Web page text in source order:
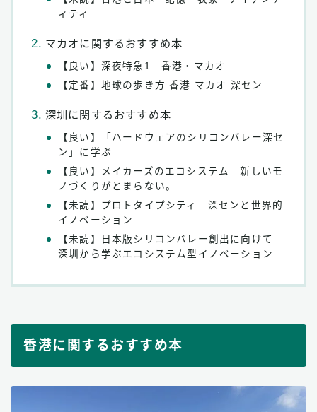
ィティ
マカオに関するおすすめ本
【良い】深夜特急1 香港・マカオ
【定番】地球の歩き方 香港 マカオ 深セン
深圳に関するおすすめ本
【良い】「ハードウェアのシリコンバレー深セ
ン」に学ぶ
【良い】メイカーズのエコシステム 新しいモ
ノづくりがとまらない。
【未読】プロトタイプシティ 深センと世界的
イノベーション
【未読】日本版シリコンバレー創出に向けて―
深圳から学ぶエコシステム型イノベーション
香港に関するおすすめ本